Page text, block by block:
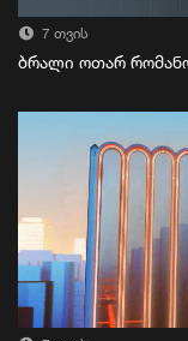
7 თვის
ბრალი ოთარ